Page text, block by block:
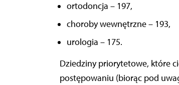
ortodoncja – 197,
choroby wewnętrzne – 193,
urologia – 175.
Dziedziny priorytetowe, które
postępowaniu (biorąc pod